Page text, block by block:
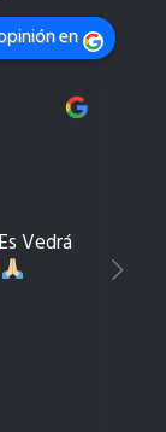
en
Vedrá